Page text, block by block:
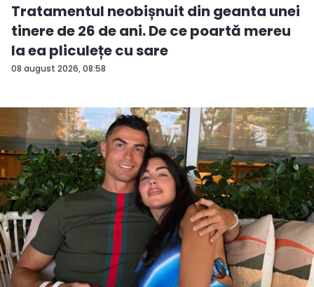
08 august 2026, 08:58
Tratamentul neobișnuit din geanta unei
tinere de 26 de ani. De ce poartă mereu
la ea pliculețe cu sare